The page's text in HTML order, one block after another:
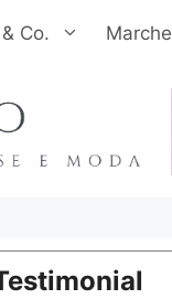
& Co. Marche